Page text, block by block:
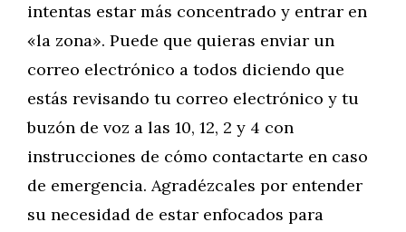
intentas estar más concentrado y entrar en
«la zona». Puede que quieras enviar un
correo electrónico a todos diciendo que
estás revisando tu correo electrónico y tu
buzón de voz a las 10, 12, 2 y 4 con
instrucciones de cómo contactarte en caso
de emergencia. Agradézcales por entender
su necesidad de estar enfocados para